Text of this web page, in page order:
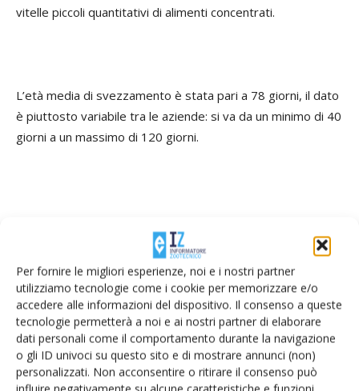
Per fornire le migliori esperienze, noi e i nostri partner
utilizziamo tecnologie come i cookie per memorizzare e/o
accedere alle informazioni del dispositivo. Il consenso a queste
tecnologie permetterà a noi e ai nostri partner di elaborare
dati personali come il comportamento durante la navigazione
o gli ID univoci su questo sito e di mostrare annunci (non)
personalizzati. Non acconsentire o ritirare il consenso può
vitelle piccoli quantitativi di alimenti concentrati.
L’età media di svezzamento è stata pari a 78 giorni, il dato
è piuttosto variabile tra le aziende: si va da un minimo di 40
giorni a un massimo di 120 giorni.
Il tasso di mortalità
I tassi di mortalità delle vitelle mostrano valori molto
variabili tra le diverse stalle (tabella 4). La mortalità
perinatale, cioè nelle prime 24 ore dopo la nascita, pur
mostrando un valore medio non elevatissimo, mostra un